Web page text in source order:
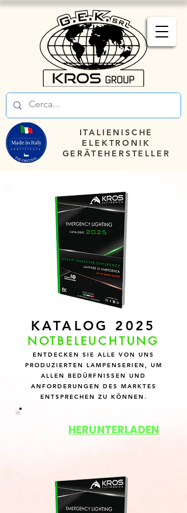
ITALIENISCHE
ELEKTRONIK
GERÄTEHERSTELLER
KATALOG 2025
NOTBELEUCHTUNG
ENTDECKEN SIE ALLE VON UNS
PRODUZIERTEN LAMPENSERIEN, UM
ALLEN BEDÜRFNISSEN UND
ANFORDERUNGEN DES MARKTES
ENTSPRECHEN ZU KÖNNEN.
HERUNTERLADEN